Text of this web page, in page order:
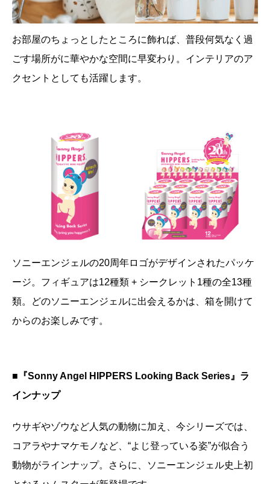
お部屋のちょっとしたところに飾れば、普段何気なく過
ごす場所がに華やかな空間に早変わり。インテリアのア
クセントとしても活躍します。
ソニーエンジェルの20周年ロゴがデザインされたパッケ
ージ。フィギュアは12種類 + シークレット1種の全13種
類。どのソニーエンジェルに出会えるかは、箱を開けて
からのお楽しみです。
■『Sonny Angel HIPPERS Looking Back Series』ラ
インナップ
ウサギやゾウなど人気の動物に加え、今シリーズでは、
コアラやナマケモノなど、“よじ登っている姿”が似合う
動物がラインナップ。さらに、ソニーエンジェル史上初